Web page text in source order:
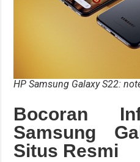
HP Samsung Galaxy S22:
Bocoran
Samsung
Situs Resmi